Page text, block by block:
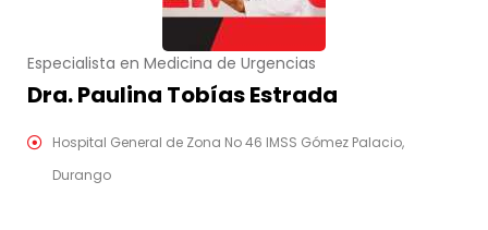
Especialista en Medicina de Urgencias
Dra. Paulina Tobías Estrada
Hospital General de Zona No 46 IMSS Gómez Palacio,
Durango